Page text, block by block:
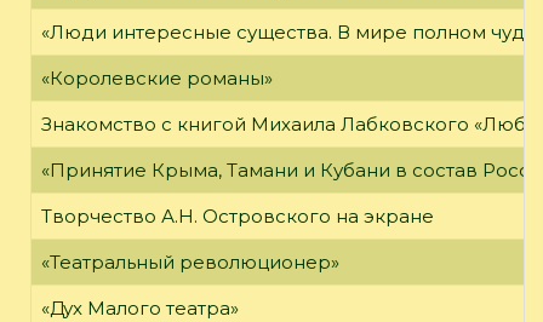
«Люди интересные существа. В мире полном
«Королевские романы»
Знакомство с книгой Михаила Лабковского
«Принятие Крыма, Тамани и Кубани в состав
Творчество А.Н. Островского на экране
«Театральный революционер»
«Дух Малого театра»